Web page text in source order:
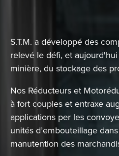
S.T.M. a développé des
relevé le défi, et
minière, du stockage des
Nos Réducteurs et
à fort couples et entraxe
applications per les
unités d’embouteillage
manutention des